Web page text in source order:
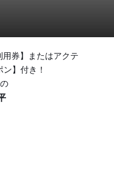
券】またはアクテ
】付き！